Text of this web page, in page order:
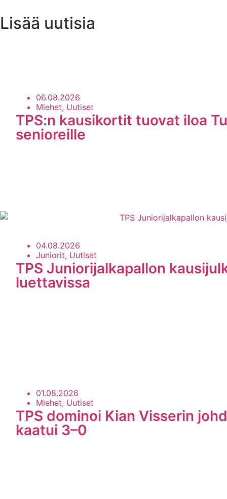
Lisää uutisia
06.08.2026
Miehet, Uutiset
TPS:n kausikortit tuovat iloa
senioreille
04.08.2026
Juniorit, Uutiset
TPS Juniorijalkapallon
luettavissa
01.08.2026
Miehet, Uutiset
TPS dominoi Kian Visserin
kaatui 3–0